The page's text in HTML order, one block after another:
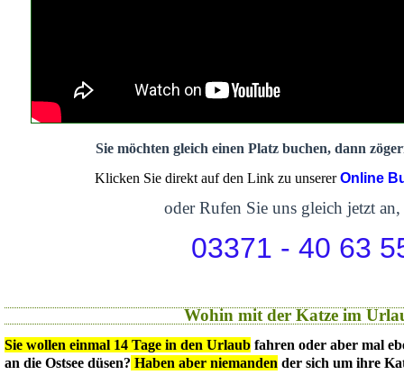
Sie möchten gleich einen Platz buchen, dann
Klicken Sie direkt auf den Link zu unsererOnline
oder Rufen Sie uns gleich jetzt an,
03371 - 40 63
Wohin mit der Katze im
Sie wollen einmal 14 Tage in den Urlaub fahren oder aber mal
an die Ostsee düsen? Haben aber niemanden der sich um ihre